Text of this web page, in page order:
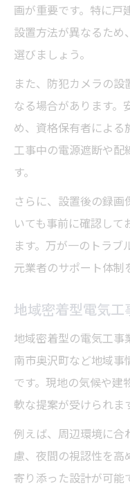
画が重要です。特に戸
設置方法が異なるため
選びましょう。
また、防犯カメラの
なる場合があります。
め、資格保有者による
工事中の電源遮断や配
す。
さらに、設置後の録
いても事前に確認して
ます。万が一のトラ
元業者のサポート体制
地域密着型電気
地域密着型の電気工事
南市奥沢町など地域事
です。現地の気候や建
軟な提案が受けられま
例えば、周辺環境に合
慮、夜間の視認性を高
寄り添った設計が可能